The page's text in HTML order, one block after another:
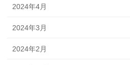
2024年4月
2024年3月
2024年2月